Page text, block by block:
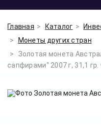
Главная Каталог
Монеты других стран
Золотая монета
сапфирами" 2007 г, 31,1